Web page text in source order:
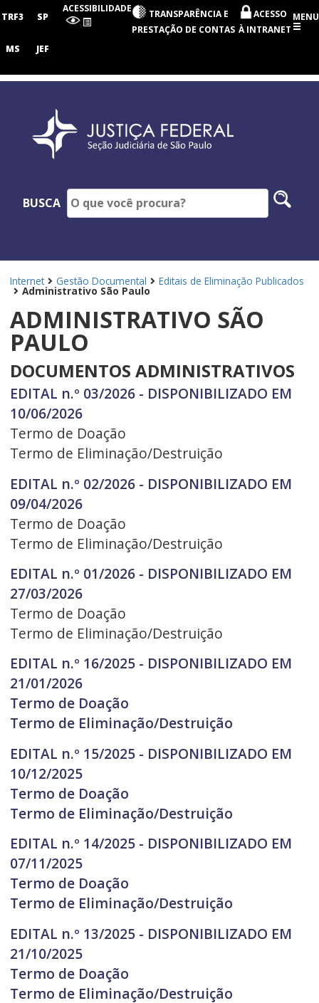
Judiciária
Paulo
TRF3 SP
MS JEF
ACESSIBILIDADE
TRANSPARÊNCIA E
PRESTAÇÃO DE CONTAS
ACESSO
À INTRANET
MENU
BUSCA
Internet Gestão Documental Editais de Eliminação Publicados
Administrativo São Paulo
ADMINISTRATIVO SÃO
PAULO
DOCUMENTOS ADMINISTRATIVOS
EDITAL n.º 03/2026 - DISPONIBILIZADO EM
10/06/2026
Termo de Doação
Termo de Eliminação/Destruição
EDITAL n.º 02/2026 - DISPONIBILIZADO EM
09/04/2026
Termo de Doação
Termo de Eliminação/Destruição
EDITAL n.º 01/2026 - DISPONIBILIZADO EM
27/03/2026
Termo de Doação
Termo de Eliminação/Destruição
EDITAL n.º 16/2025 - DISPONIBILIZADO EM
21/01/2026
Termo de Doação
Termo de Eliminação/Destruição
EDITAL n.º 15/2025 - DISPONIBILIZADO EM
10/12/2025
Termo de Doação
Termo de Eliminação/Destruição
EDITAL n.º 14/2025 - DISPONIBILIZADO EM
07/11/2025
Termo de Doação
Termo de Eliminação/Destruição
EDITAL n.º 13/2025 - DISPONIBILIZADO EM
21/10/2025
Termo de Doação
Termo de Eliminação/Destruição